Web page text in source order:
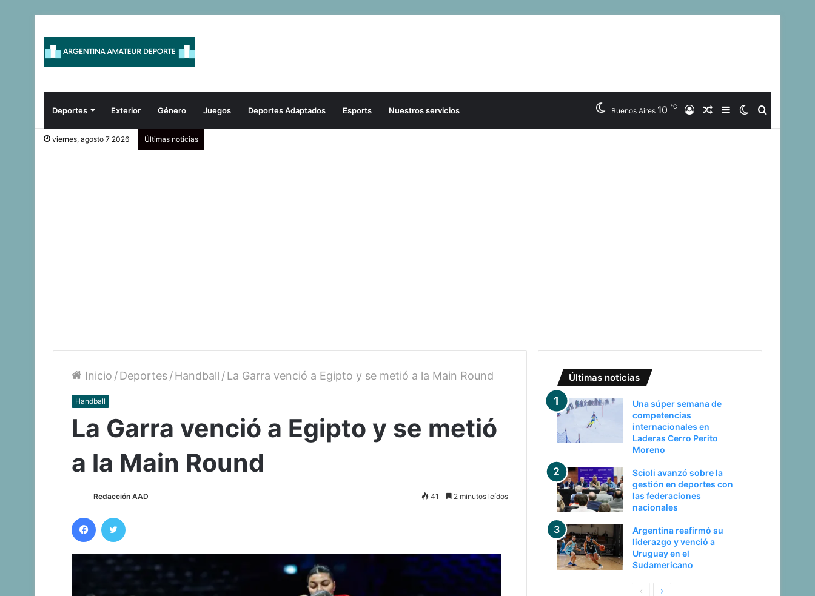
Deportes Exterior Género Juegos Deportes Adaptados Esports Nuestros servicios Buscar
Switch
Barra
Artículo
Iniciar
Buenos Aires 10 ℃
viernes, agosto 7 2026 Últimas noticias
Inicio /Deportes/Handball /La Garra venció a Egipto y se metió a la Main Round
Handball
La Garra venció a Egipto y se metió
a la Main Round
Redacción AAD 41 2 minutos leídos
Facebook
Últimas noticias
Una súper semana de
competencias
internacionales en
Laderas Cerro Perito
Moreno
Scioli avanzó sobre la
gestión en deportes con
las federaciones
nacionales
Argentina reafirmó su
liderazgo y venció a
Uruguay en el
Sudamericano
PaginaSiguiente